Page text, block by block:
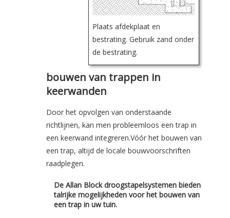
Plaats afdekplaat en
bestrating. Gebruik zand onder
de bestrating.
bouwen van trappen in
keerwanden
Door het opvolgen van onderstaande
richtlijnen, kan men probleemloos een trap in
een keerwand integreren.Vóór het bouwen van
een trap, altijd de locale bouwvoorschriften
raadplegen.
De Allan Block droogstapelsystemen bieden
talrijke mogelijkheden voor het bouwen van
een trap in uw tuin.